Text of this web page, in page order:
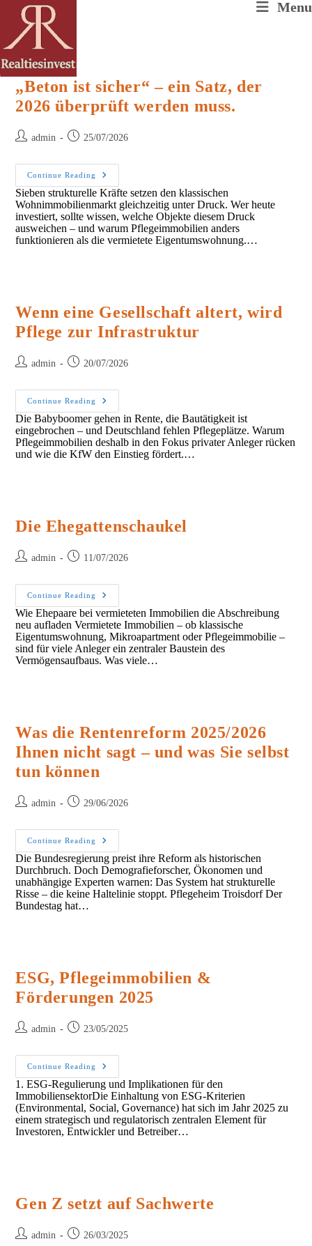
content
Menu
„Beton ist sicher“ – ein Satz, der
2026 überprüft werden muss.
Postadmin
Post 25/07/2026
Continue Reading
„Beton
Ist
Sicher“
–
Ein
Satz,
Der
2026
Sieben strukturelle Kräfte setzen den klassischen
Wohnimmobilienmarkt gleichzeitig unter Druck. Wer heute
investiert, sollte wissen, welche Objekte diesem Druck
ausweichen – und warum Pflegeimmobilien anders
funktionieren als die vermietete Eigentumswohnung.…
Wenn eine Gesellschaft altert, wird
Pflege zur Infrastruktur
Postadmin
Post 20/07/2026
Continue Reading
Wenn
Eine
Gesellschaft
Altert,
Wird
Pflege
Zur
Die Babyboomer gehen in Rente, die Bautätigkeit ist
eingebrochen – und Deutschland fehlen Pflegeplätze. Warum
Pflegeimmobilien deshalb in den Fokus privater Anleger rücken
und wie die KfW den Einstieg fördert.…
Die Ehegattenschaukel
Postadmin
Post 11/07/2026
Continue Reading
Die
Ehegattenschaukel
Wie Ehepaare bei vermieteten Immobilien die Abschreibung
neu aufladen Vermietete Immobilien – ob klassische
Eigentumswohnung, Mikroapartment oder Pflegeimmobilie –
sind für viele Anleger ein zentraler Baustein des
Vermögensaufbaus. Was viele…
Was die Rentenreform 2025/2026
Ihnen nicht sagt – und was Sie selbst
tun können
Postadmin
Post 29/06/2026
Continue Reading
Was
Die
Rentenreform
2025/2026
Ihnen
Nicht
Sagt
Die Bundesregierung preist ihre Reform als historischen
Durchbruch. Doch Demografieforscher, Ökonomen und
unabhängige Experten warnen: Das System hat strukturelle
Risse – die keine Haltelinie stoppt. Pflegeheim Troisdorf Der
Bundestag hat…
ESG, Pflegeimmobilien &
Förderungen 2025
Postadmin
Post 23/05/2025
Continue Reading
ESG,
Pflegeimmobilien
&
Förderungen
2025
1. ESG-Regulierung und Implikationen für den
ImmobiliensektorDie Einhaltung von ESG-Kriterien
(Environmental, Social, Governance) hat sich im Jahr 2025 zu
einem strategisch und regulatorisch zentralen Element für
Investoren, Entwickler und Betreiber…
Gen Z setzt auf Sachwerte
Postadmin
Post 26/03/2025